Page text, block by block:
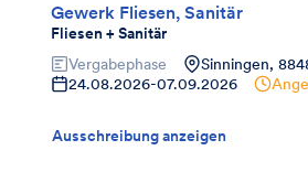
Gewerk Fliesen, Sanitär
Fliesen + Sanitär
Vergabephase Sinningen,
24.08.2026-07.09.2026
Ausschreibung anzeigen